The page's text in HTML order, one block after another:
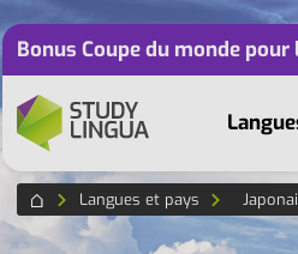
Bonus Coupe du monde pour
Langues et pays